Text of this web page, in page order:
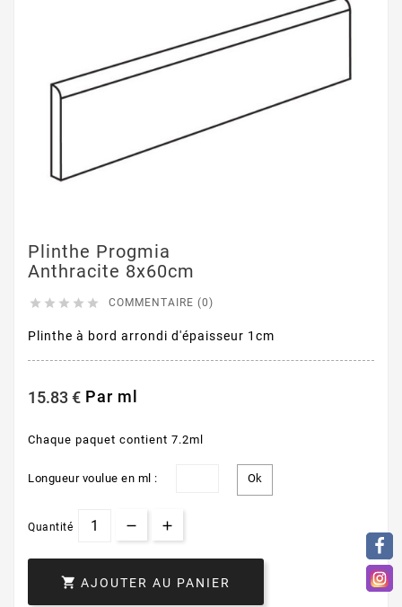
Plinthe Progmia
Anthracite 8x60cm
     COMMENTAIRE (0)
Plinthe à bord arrondi d'épaisseur 1cm
15.83 € Par ml
Chaque paquet contient 7.2ml
Longueur voulue en ml :
Quantité
 AJOUTER AU PANIER